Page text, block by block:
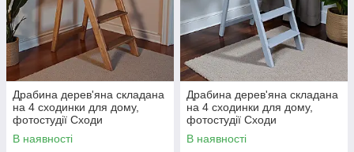
Драбина дерев'яна складана
на 4 сходинки для дому,
фотостудії Сходи
трансформер побутові
розкладні
В наявності
Драбина дерев'яна складана
на 4 сходинки для дому,
фотостудії Сходи
трансформер побутові
розкладні
В наявності